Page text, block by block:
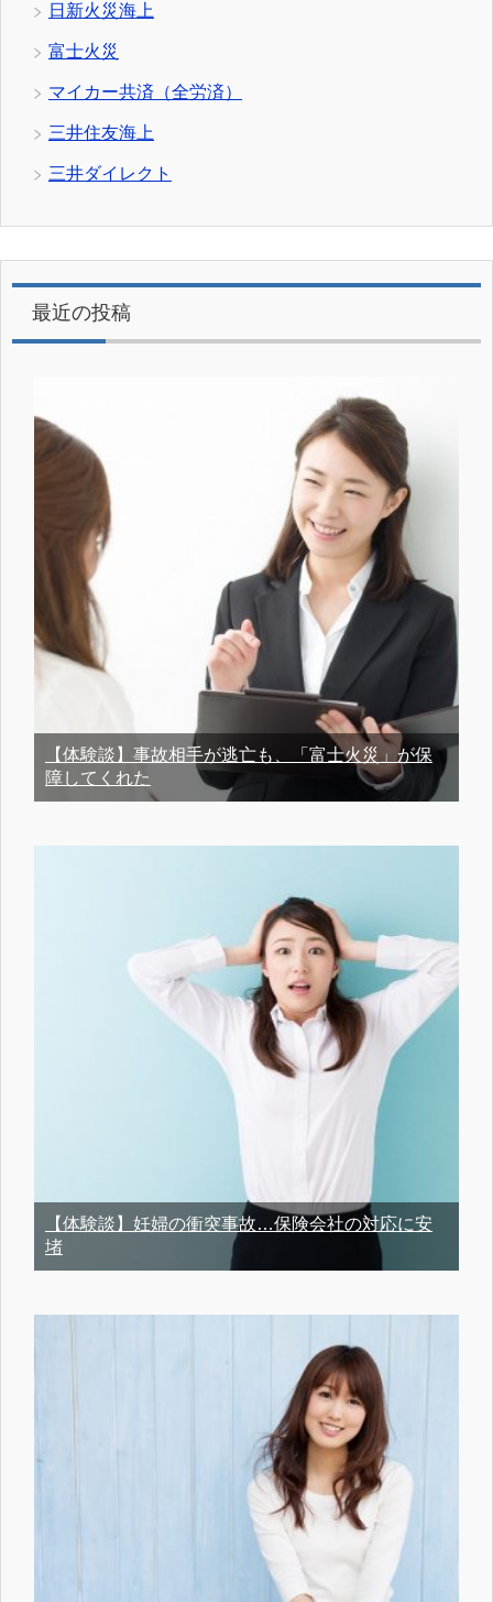
日新火災海上
富士火災
マイカー共済（全労済）
三井住友海上
三井ダイレクト
最近の投稿
【体験談】事故相手が逃亡も、「富士火災」が保
障してくれた
【体験談】妊婦の衝突事故…保険会社の対応に安
堵